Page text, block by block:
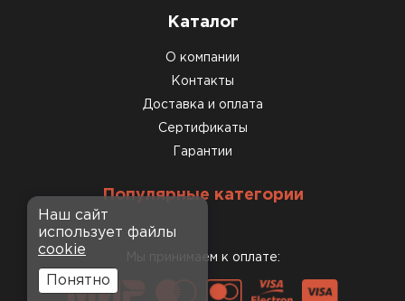
Каталог
О компании
Контакты
Доставка и оплата
Сертификаты
Гарантии
Популярные категории
Мы принимаем к оплате:
Наш сайт
использует файлы
cookie
Понятно